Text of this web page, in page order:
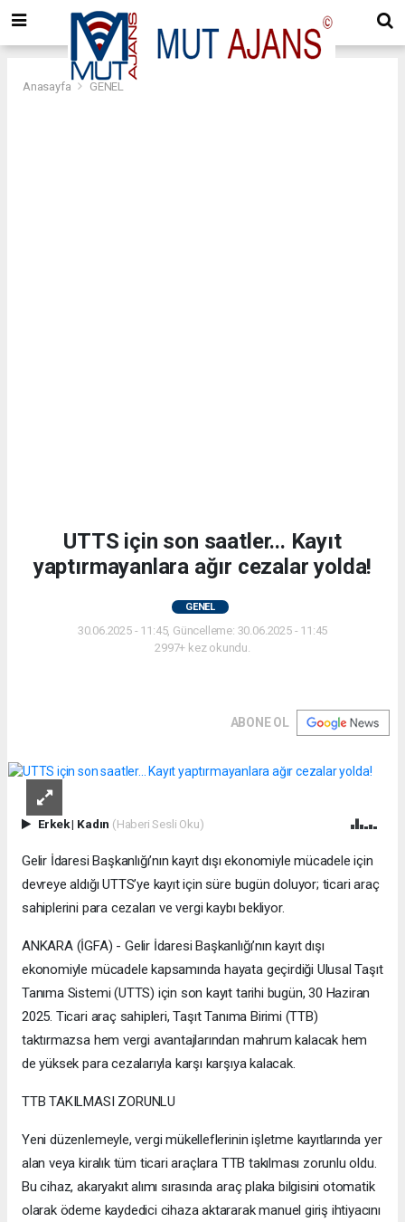
Anasayfa GENEL
UTTS için son saatler... Kayıt
yaptırmayanlara ağır cezalar yolda!
GENEL
30.06.2025 - 11:45, Güncelleme: 30.06.2025 - 11:45
2997+ kez okundu.
ABONE OL
Erkek| Kadın (Haberi Sesli Oku)
Gelir İdaresi Başkanlığı’nın kayıt dışı ekonomiyle mücadele için
devreye aldığı UTTS’ye kayıt için süre bugün doluyor; ticari araç
sahiplerini para cezaları ve vergi kaybı bekliyor.
ANKARA (İGFA) - Gelir İdaresi Başkanlığı’nın kayıt dışı
ekonomiyle mücadele kapsamında hayata geçirdiği Ulusal Taşıt
Tanıma Sistemi (UTTS) için son kayıt tarihi bugün, 30 Haziran
2025. Ticari araç sahipleri, Taşıt Tanıma Birimi (TTB)
taktırmazsa hem vergi avantajlarından mahrum kalacak hem
de yüksek para cezalarıyla karşı karşıya kalacak.
TTB TAKILMASI ZORUNLU
Yeni düzenlemeyle, vergi mükelleflerinin işletme kayıtlarında yer
alan veya kiralık tüm ticari araçlara TTB takılması zorunlu oldu.
Bu cihaz, akaryakıt alımı sırasında araç plaka bilgisini otomatik
olarak ödeme kaydedici cihaza aktararak manuel giriş ihtiyacını